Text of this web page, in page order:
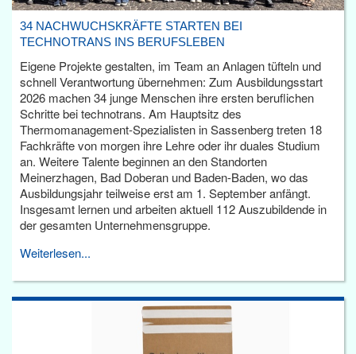
34 NACHWUCHSKRÄFTE STARTEN BEI
TECHNOTRANS INS BERUFSLEBEN
Eigene Projekte gestalten, im Team an Anlagen tüfteln und
schnell Verantwortung übernehmen: Zum Ausbildungsstart
2026 machen 34 junge Menschen ihre ersten beruflichen
Schritte bei technotrans. Am Hauptsitz des
Thermomanagement-Spezialisten in Sassenberg treten 18
Fachkräfte von morgen ihre Lehre oder ihr duales Studium
an. Weitere Talente beginnen an den Standorten
Meinerzhagen, Bad Doberan und Baden-Baden, wo das
Ausbildungsjahr teilweise erst am 1. September anfängt.
Insgesamt lernen und arbeiten aktuell 112 Auszubildende in
der gesamten Unternehmensgruppe.
Weiterlesen...